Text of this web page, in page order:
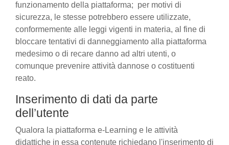
funzionamento della piattaforma; per motivi di
sicurezza, le stesse potrebbero essere utilizzate,
conformemente alle leggi vigenti in materia, al fine di
bloccare tentativi di danneggiamento alla piattaforma
medesimo o di recare danno ad altri utenti, o
comunque prevenire attività dannose o costituenti
reato.
Inserimento di dati da parte
dell’utente
Qualora la piattaforma e-Learning e le attività
didattiche in essa contenute richiedano l'inserimento di